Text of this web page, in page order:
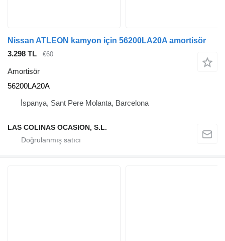
Nissan ATLEON kamyon için 56200LA20A amortisör
3.298 TL
€60
Amortisör
56200LA20A
İspanya, Sant Pere Molanta, Barcelona
LAS COLINAS OCASION, S.L.